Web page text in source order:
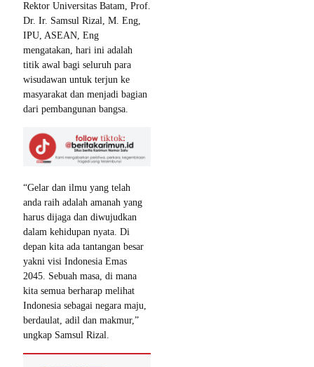
Rektor Universitas Batam, Prof.
Dr. Ir. Samsul Rizal, M. Eng,
IPU, ASEAN, Eng
mengatakan, hari ini adalah
titik awal bagi seluruh para
wisudawan untuk terjun ke
masyarakat dan menjadi bagian
dari pembangunan bangsa.
“Gelar dan ilmu yang telah
anda raih adalah amanah yang
harus dijaga dan diwujudkan
dalam kehidupan nyata. Di
depan kita ada tantangan besar
yakni visi Indonesia Emas
2045. Sebuah masa, di mana
kita semua berharap melihat
Indonesia sebagai negara maju,
berdaulat, adil dan makmur,”
ungkap Samsul Rizal.